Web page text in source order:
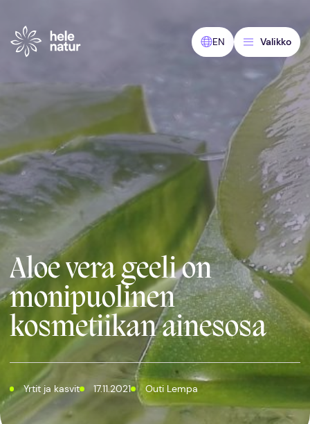
EN
Valikko
Aloe vera geeli on
monipuolinen
kosmetiikan ainesosa
Yrtit ja kasvit 17.11.2021 Outi Lempa